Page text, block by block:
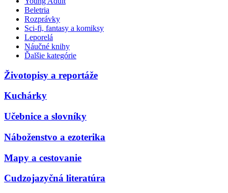
Beletria
Rozprávky
Sci-fi, fantasy a komiksy
Leporelá
Náučné knihy
Ďalšie kategórie
Životopisy a reportáže
Kuchárky
Učebnice a slovníky
Náboženstvo a ezoterika
Mapy a cestovanie
Cudzojazyčná literatúra